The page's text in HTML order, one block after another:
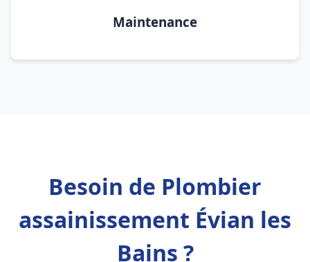
Maintenance
Besoin de Plombier
assainissement Évian les
Bains ?